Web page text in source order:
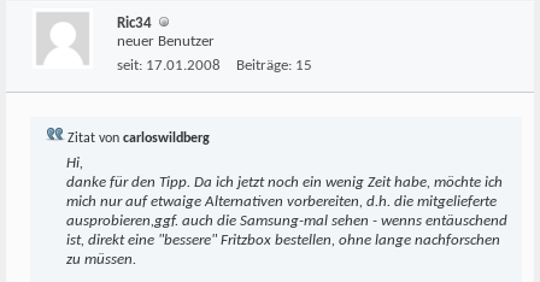
Ric34
neuer Benutzer
seit: 17.01.2008 Beiträge: 15
Zitat von carloswildberg
Hi,
danke für den Tipp. Da ich jetzt noch ein wenig Zeit habe, möchte ich
mich nur auf etwaige Alternativen vorbereiten, d.h. die mitgelieferte
ausprobieren,ggf. auch die Samsung-mal sehen - wenns entäuschend
ist, direkt eine "bessere" Fritzbox bestellen, ohne lange nachforschen
zu müssen.